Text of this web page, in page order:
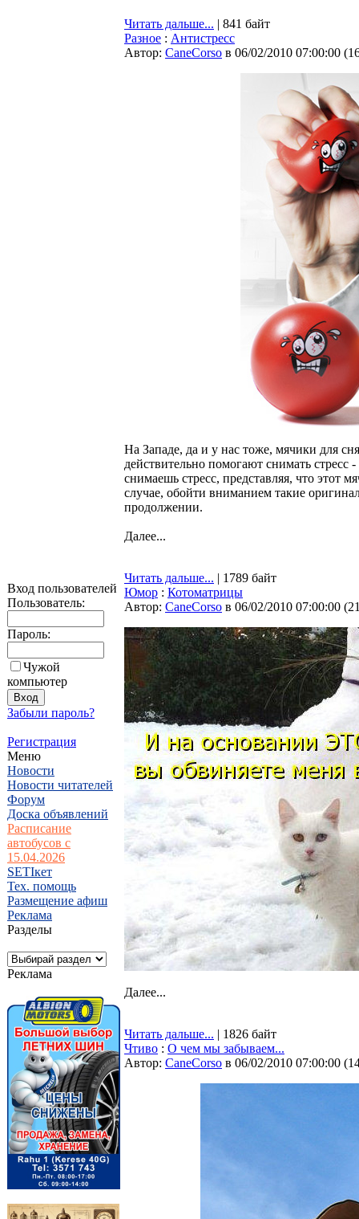
Вход пользователей
Пользователь:
Пароль:
Чужой
компьютер
Забыли пароль?
Регистрация
Меню
Новости
Новости читателей
Форум
Доска объявлений
Расписание
автобусов с
15.04.2026
SETIкет
Тех. помощь
Размещение афиш
Реклама
Разделы
Реклама
Читать дальше... | 841 байт
Разное : Антистресс
Автор: CaneCorso в 06/02/2010 07:00:00 (
На Западе, да и у нас тоже, мячики для
действительно помогают снимать
снимаешь стресс, представляя, что этот
случае, обойти вниманием такие
продолжении.
Далее...
Читать дальше... | 1789 байт
Юмор : Котоматрицы
Автор: CaneCorso в 06/02/2010 07:00:00 (
Далее...
Читать дальше... | 1826 байт
Чтиво : О чем мы забываем...
Автор: CaneCorso в 06/02/2010 07:00:00 (